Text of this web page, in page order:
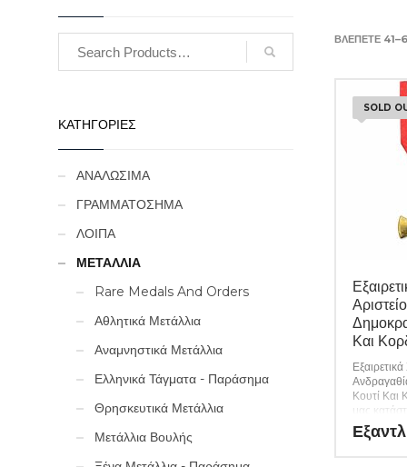
ΒΛΈΠΕΤΕ
SOLD
Και
Κουτί Και
μας
μεγάλη
ξένων
ΚΑΤΗΓΟΡΙΕΣ
ΑΝΑΛΩΣΙΜΑ
ΓΡΑΜΜΑΤΟΣΗΜΑ
ΛΟΙΠΑ
ΜΕΤΑΛΛΙΑ
Rare Medals And Orders
Αθλητικά Μετάλλια
Αναμνηστικά Μετάλλια
Ελληνικά Τάγματα - Παράσημα
Θρησκευτικά Μετάλλια
Μετάλλια Βουλής